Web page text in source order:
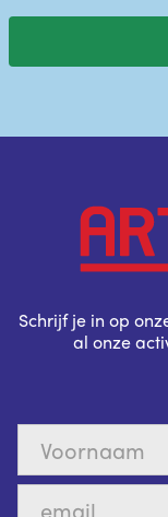
Schrijf je in op
al onze